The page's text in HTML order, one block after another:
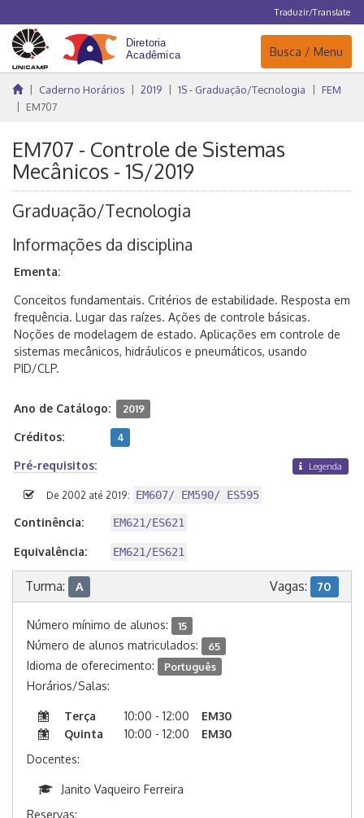
Traduzir/Translate
Navegação
Busca / Menu
Caderno Horários 2019 1S - Graduação/Tecnologia
FEM
EM707
EM707 - Controle de Sistemas
Mecânicos - 1S/2019
Graduação/Tecnologia
Informações da disciplina
Ementa:
Conceitos fundamentais. Critérios de estabilidade. Resposta em
frequência. Lugar das raízes. Ações de controle básicas.
Noções de modelagem de estado. Aplicações em controle de
sistemas mecânicos, hidráulicos e pneumáticos, usando
PID/CLP.
Ano de Catálogo: 2019
Créditos: 4
Pré-requisitos: Legenda
De 2002 até 2019: EM607/ EM590/ ES595
Continência: EM621/ES621
Equivalência: EM621/ES621
Turma: A Vagas: 70
Número mínimo de alunos: 15
Número de alunos matriculados: 65
Idioma de oferecimento: Português
Horários/Salas:
Terça 10:00 - 12:00
EM30
Quinta
10:00 - 12:00
EM30
Docentes:
Janito Vaqueiro Ferreira
Reservas: